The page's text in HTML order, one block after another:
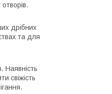
дрібних
та для
Наявність
свіжість